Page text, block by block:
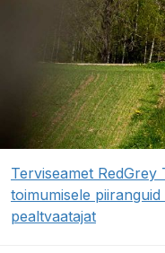
Terviseamet RedGrey
toimumisele
pealtvaatajat